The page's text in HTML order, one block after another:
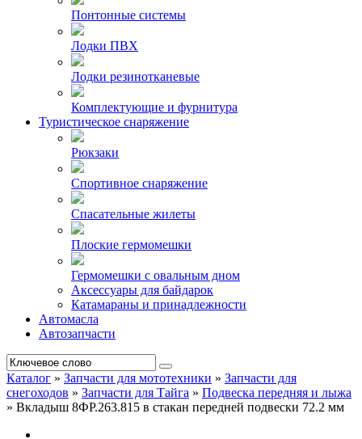
Понтонные системы
Лодки ПВХ
Лодки резинотканевые
Комплектующие и фурнитура
Туристическое снаряжение
Рюкзаки
Спортивное снаряжение
Спасательные жилеты
Плоские гермомешки
Гермомешки с овальным дном
Аксессуары для байдарок
Катамараны и принадлежности
Автомасла
Автозапчасти
Каталог » Запчасти для мототехники » Запчасти для
снегоходов » Запчасти для Тайга » Подвеска передняя и лыжа
» Вкладыш 8ФР.263.815 в стакан передней подвески 72.2 мм